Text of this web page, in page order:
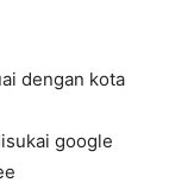
dengan kota
google